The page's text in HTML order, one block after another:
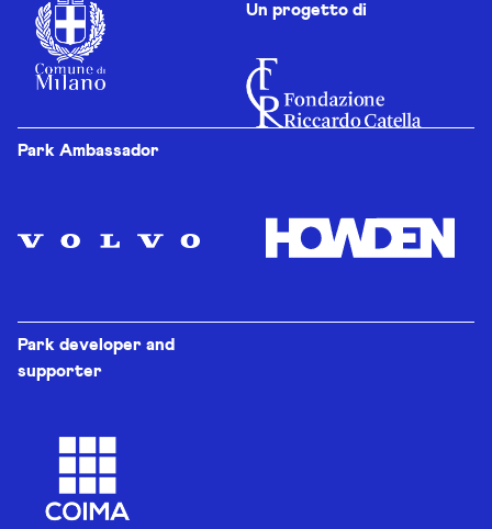
Un progetto di
Park Ambassador
Park developer and
supporter